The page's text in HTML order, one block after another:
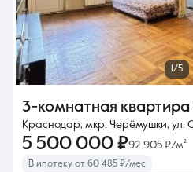
1/5
3-комнатная квартира
Краснодар, мкр. Черёмушки, ул.
5 500 000 ₽92 905 ₽/м²
В ипотеку от 60 485 ₽/мес